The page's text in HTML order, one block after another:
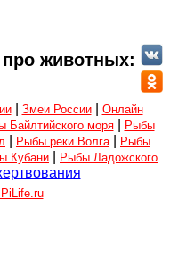
животных:
| Змеи России| Онлайн
Байлтийского моря|
Рыбы
Рыбы реки Волга
Рыбы
Кубани
Рыбы Ладожского